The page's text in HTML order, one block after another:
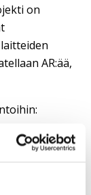
on
AR:ää,
järjestelmän
edelleen.